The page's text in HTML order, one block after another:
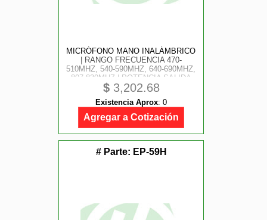
MICRÓFONO MANO INALÁMBRICO
| RANGO FRECUENCIA 470-
510MHZ, 540-590MHZ, 640-690MHZ,
807-830MHZ | POTENCIA SALIDA
≥10DBM | AUTONOMÍA >10 HORAS
| MUTE AUTOMÁTICO POR CAÍDA |
DISPLAY OLED | 7 NIVELES
POTENCIA AJU
$3,202.68
Existencia Aprox: 0
Agregar a Cotización
# Parte: EP-59H